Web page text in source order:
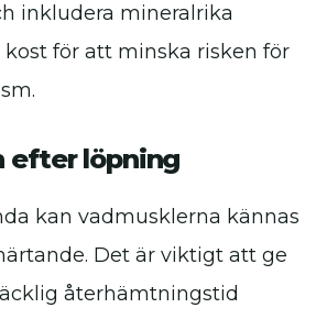
inkludera mineralrika
kost för att minska risken för
efter löpning
kan vadmusklerna kännas
Det är viktigt att ge
återhämtningstid